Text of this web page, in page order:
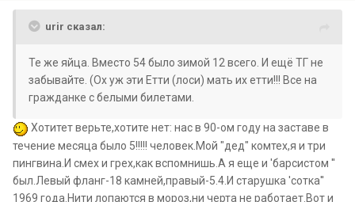
urir сказал:
Те же яйца. Вместо 54 было зимой 12 всего. И ещё ТГ не
забывайте. (Ох уж эти Етти (лоси) мать их етти!!! Все на
гражданке с белыми билетами.
Хотитет верьте,хотите нет: нас в 90-ом году на заставе в
течение месяца было 5!!!!! человек.Мой "дед" комтех,я и три
пингвина.И смех и грех,как вспомнишь.А я еще и 'барсистом ''
был.Левый фланг-18 камней,правый-5.4.И старушка 'сотка''
1969 года.Нити лопаются в мороз,ни черта не работает.Вот и